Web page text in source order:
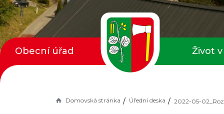
Domovská stránka Úřední deska
Obecní úřad Život